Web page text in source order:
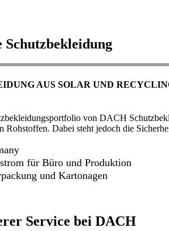
Schutzbekleidung
AUS SOLAR UND
von DACH
Rohstoffen. Dabei steht jedoch die
für Büro und Produktion
und Kartonagen
Service bei DACH